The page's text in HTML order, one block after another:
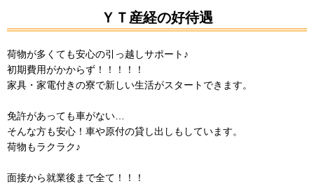
ＹＴ産経の好待遇
荷物が多くても安心の引っ越しサポート♪
初期費用がかからず！！！！！
家具・家電付きの寮で新しい生活がスタートできます。
免許があっても車がない…
そんな方も安心！車や原付の貸し出しもしています。
荷物もラクラク♪
面接から就業後まで全て！！！